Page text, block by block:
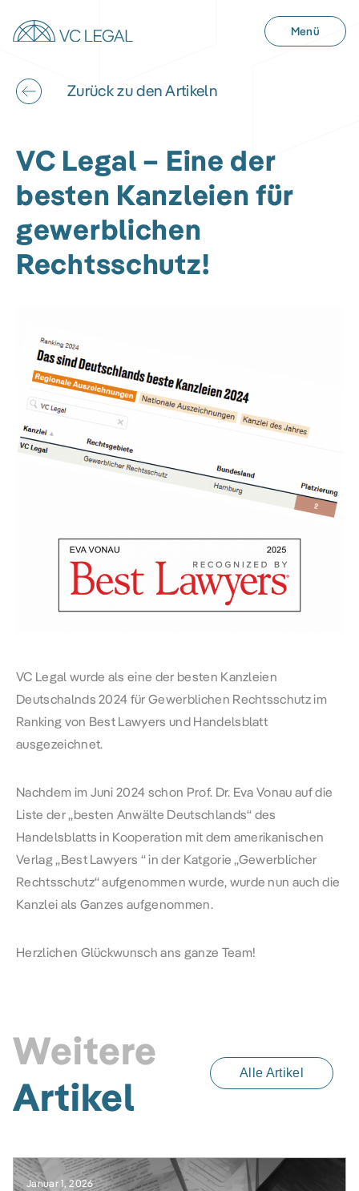
Menü
Zurück zu den Artikeln
VC Legal – Eine der
besten Kanzleien für
gewerblichen
Rechtsschutz!
VC Legal wurde als eine der besten Kanzleien
Deutschalnds 2024 für Gewerblichen Rechtsschutz im
Ranking von Best Lawyers und Handelsblatt
ausgezeichnet.
Nachdem im Juni 2024 schon Prof. Dr. Eva Vonau auf die
Liste der „besten Anwälte Deutschlands“ des
Handelsblatts in Kooperation mit dem amerikanischen
Verlag „Best Lawyers “ in der Katgorie „Gewerblicher
Rechtsschutz“ aufgenommen wurde, wurde nun auch die
Kanzlei als Ganzes aufgenommen.
Herzlichen Glückwunsch ans ganze Team!
Weitere
Artikel
Alle Artikel
Januar 1, 2026